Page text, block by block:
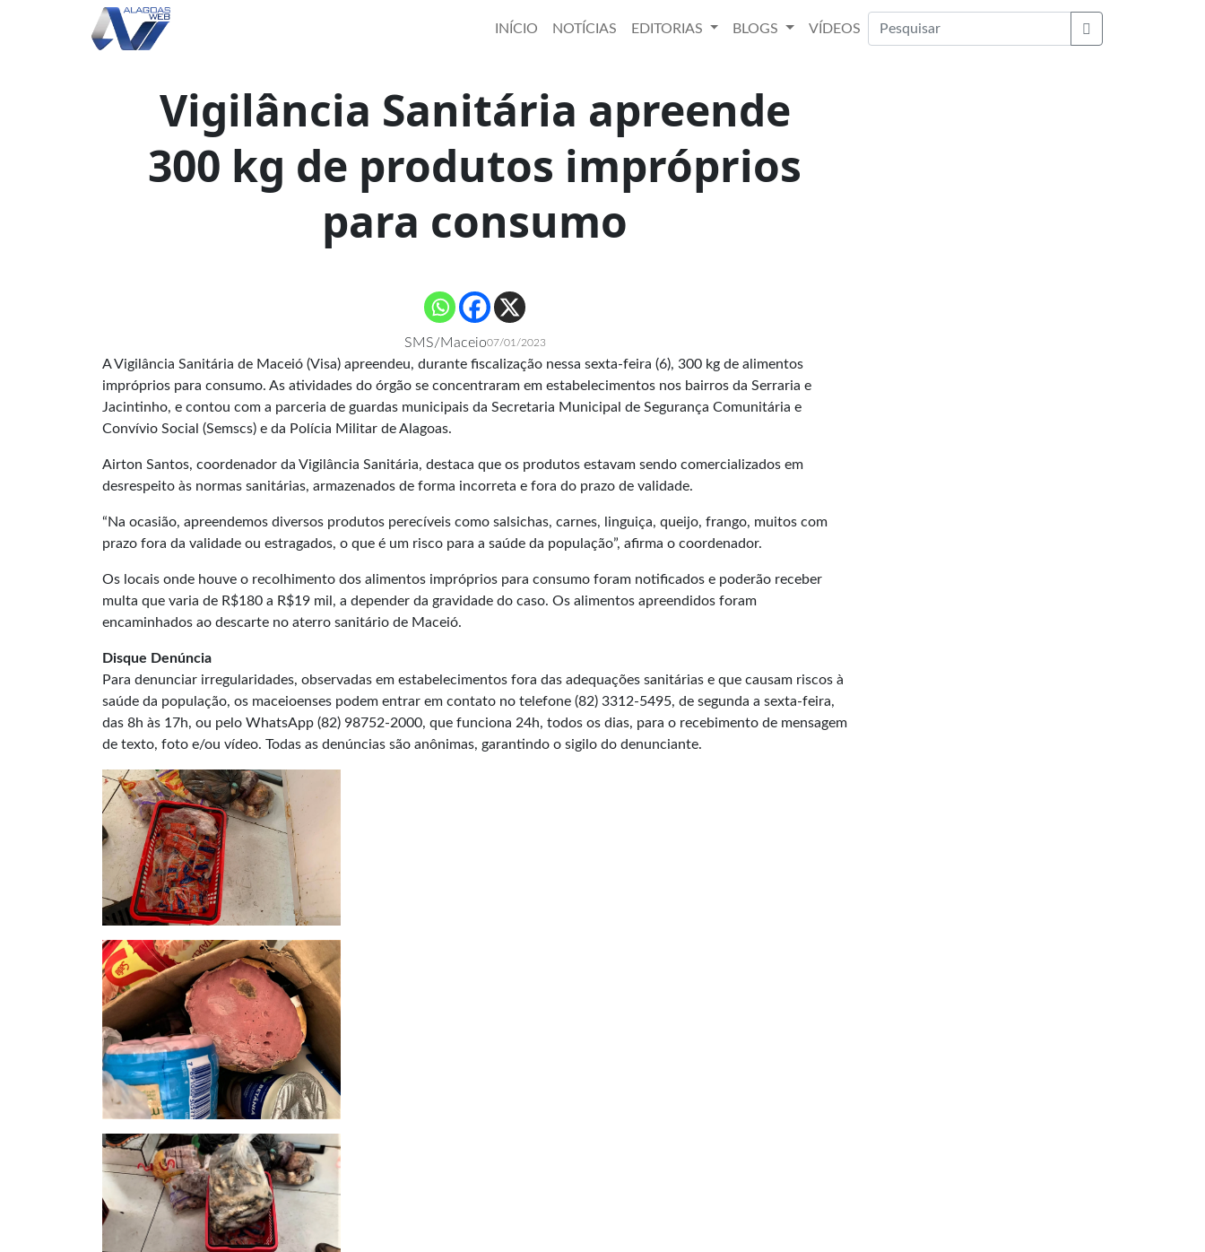
INÍCIO NOTÍCIAS EDITORIAS BLOGS
VÍDEOS
Buscar
Vigilância Sanitária apreende
300 kg de produtos impróprios
para consumo
SMS/Maceio07/01/2023
A Vigilância Sanitária de Maceió (Visa) apreendeu, durante fiscalização nessa sexta-feira (6), 300 kg de alimentos
impróprios para consumo. As atividades do órgão se concentraram em estabelecimentos nos bairros da Serraria e
Jacintinho, e contou com a parceria de guardas municipais da Secretaria Municipal de Segurança Comunitária e
Convívio Social (Semscs) e da Polícia Militar de Alagoas.
Airton Santos, coordenador da Vigilância Sanitária, destaca que os produtos estavam sendo comercializados em
desrespeito às normas sanitárias, armazenados de forma incorreta e fora do prazo de validade.
“Na ocasião, apreendemos diversos produtos perecíveis como salsichas, carnes, linguiça, queijo, frango, muitos com
prazo fora da validade ou estragados, o que é um risco para a saúde da população”, afirma o coordenador.
Os locais onde houve o recolhimento dos alimentos impróprios para consumo foram notificados e poderão receber
multa que varia de R$180 a R$19 mil, a depender da gravidade do caso. Os alimentos apreendidos foram
encaminhados ao descarte no aterro sanitário de Maceió.
Disque Denúncia
Para denunciar irregularidades, observadas em estabelecimentos fora das adequações sanitárias e que causam riscos à
saúde da população, os maceioenses podem entrar em contato no telefone (82) 3312-5495, de segunda a sexta-feira,
das 8h às 17h, ou pelo WhatsApp (82) 98752-2000, que funciona 24h, todos os dias, para o recebimento de mensagem
de texto, foto e/ou vídeo. Todas as denúncias são anônimas, garantindo o sigilo do denunciante.